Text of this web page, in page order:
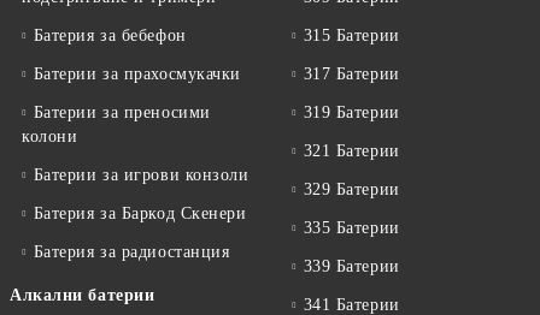
Батерия за бебефон
Батерии за прахосмукачки
Батерии за преносими
колони
Батерии за игрови конзоли
Батерия за Баркод Скенери
Батерия за радиостанция
Алкални батерии
315 Батерии
317 Батерии
319 Батерии
321 Батерии
329 Батерии
335 Батерии
339 Батерии
341 Батерии